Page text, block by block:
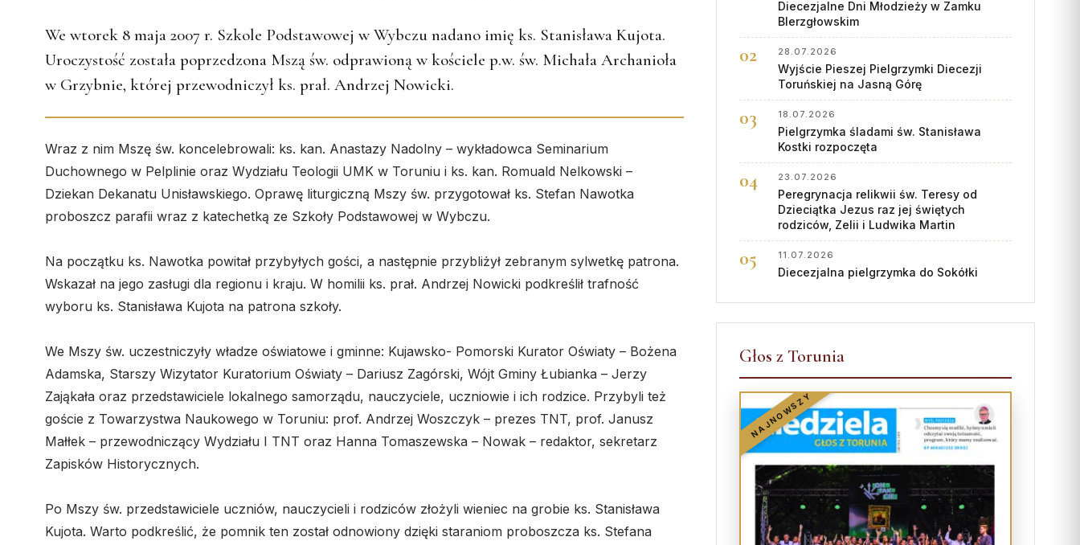
We wtorek 8 maja 2007 r. Szkole Podstawowej w Wybczu nadano imię ks. Stanisława Kujota.
Uroczystość została poprzedzona Mszą św. odprawioną w kościele p.w. św. Michała Archanioła
w Grzybnie, której przewodniczył ks. prał. Andrzej Nowicki.
Wraz z nim Mszę św. koncelebrowali: ks. kan. Anastazy Nadolny – wykładowca Seminarium
Duchownego w Pelplinie oraz Wydziału Teologii UMK w Toruniu i ks. kan. Romuald Nelkowski –
Dziekan Dekanatu Unisławskiego. Oprawę liturgiczną Mszy św. przygotował ks. Stefan Nawotka
proboszcz parafii wraz z katechetką ze Szkoły Podstawowej w Wybczu.
Na początku ks. Nawotka powitał przybyłych gości, a następnie przybliżył zebranym sylwetkę patrona.
Wskazał na jego zasługi dla regionu i kraju. W homilii ks. prał. Andrzej Nowicki podkreślił trafność
wyboru ks. Stanisława Kujota na patrona szkoły.
We Mszy św. uczestniczyły władze oświatowe i gminne: Kujawsko- Pomorski Kurator Oświaty – Bożena
Adamska, Starszy Wizytator Kuratorium Oświaty – Dariusz Zagórski, Wójt Gminy Łubianka – Jerzy
Zająkała oraz przedstawiciele lokalnego samorządu, nauczyciele, uczniowie i ich rodzice. Przybyli też
goście z Towarzystwa Naukowego w Toruniu: prof. Andrzej Woszczyk – prezes TNT, prof. Janusz
Małłek – przewodniczący Wydziału I TNT oraz Hanna Tomaszewska – Nowak – redaktor, sekretarz
Zapisków Historycznych.
Po Mszy św. przedstawiciele uczniów, nauczycieli i rodziców złożyli wieniec na grobie ks. Stanisława
Kujota. Warto podkreślić, że pomnik ten został odnowiony dzięki staraniom proboszcza ks. Stefana
Diecezjalne Dni Młodzieży w Zamku
BIerzgłowskim
28.07.2026
Wyjście Pieszej Pielgrzymki Diecezji
Toruńskiej na Jasną Górę
18.07.2026
Pielgrzymka śladami św. Stanisława
Kostki rozpoczęta
23.07.2026
Peregrynacja relikwii św. Teresy od
Dzieciątka Jezus raz jej świętych
rodziców, Zelii i Ludwika Martin
11.07.2026
Diecezjalna pielgrzymka do Sokółki
Głos z Torunia
NAJNOWSZY